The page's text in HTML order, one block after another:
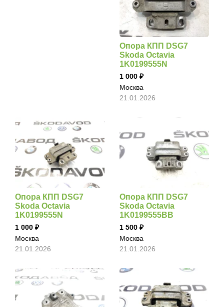
Опора КПП DSG7
Skoda Octavia
1K0199555N
1 000
Москва
21.01.2026
Опора КПП DSG7
Skoda Octavia
1K0199555N
1 000
Москва
21.01.2026
Опора КПП DSG7
Skoda Octavia
1K0199555BB
1 500
Москва
21.01.2026